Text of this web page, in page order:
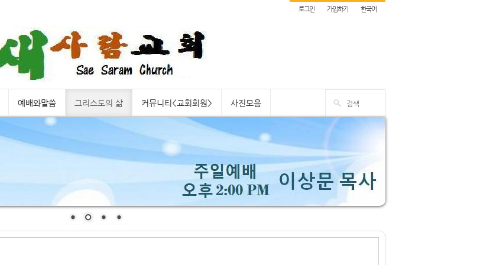
로그인 가입하기 한국어
예배와말씀 그리스도의 삶 커뮤니티<교회회원> 사진모음